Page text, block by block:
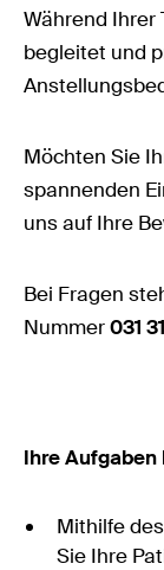
Während Ihrer
begleitet und
Möchten Sie
spannenden
uns auf Ihre
Bei Fragen
Nummer031
Ihre Aufgaben
Mithilfe
Sie Ihre